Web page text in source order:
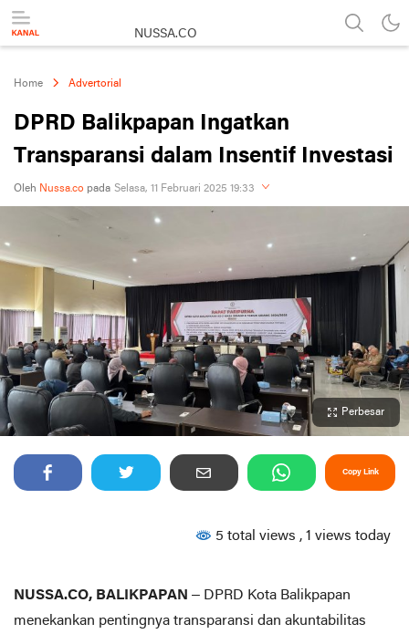
NUSSA.CO
Home Advertorial
DPRD Balikpapan Ingatkan
Transparansi dalam Insentif Investasi
Oleh Nussa.co pada Selasa, 11 Februari 2025 19:33
Perbesar
Copy Link
5 total views , 1 views today
NUSSA.CO, BALIKPAPAN – DPRD Kota Balikpapan
menekankan pentingnya transparansi dan akuntabilitas